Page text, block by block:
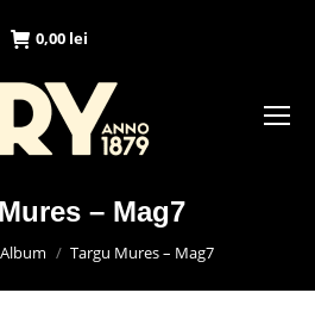
0,00 lei
– Mag7
Targu Mures – Mag7